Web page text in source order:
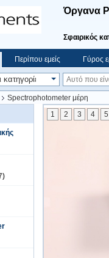
Όργανα
Σφαιρικός
Περίπου εμείς Γύρος
Spectrophotometer μέρη
1 2 3 4 5